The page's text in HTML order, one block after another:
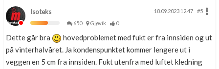
Isoteks 18.09.2023 12.47
#5
650
Gjøvik 0
Dette går bra
hovedproblemet med fukt er fra innsiden og ut
på vinterhalvåret. Ja kondenspunktet kommer lengere ut i
veggen en 5 cm fra innsiden. Fukt utenfra med luftet kledning